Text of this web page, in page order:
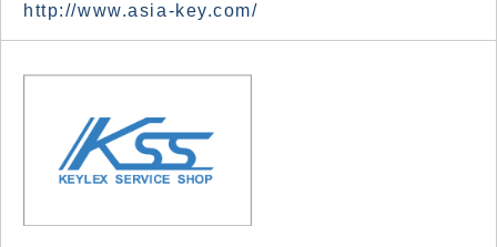
http://www.asia-key.com/